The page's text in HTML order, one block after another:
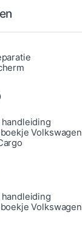
Volkswagen
Volkswagen